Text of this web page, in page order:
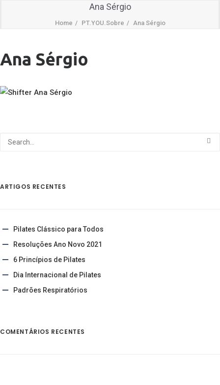
Ana Sérgio
Home PT.YOU.Sobre Ana Sérgio
Ana Sérgio
ARTIGOS RECENTES
Pilates Clássico para Todos
Resoluções Ano Novo 2021
6 Princípios de Pilates
Dia Internacional de Pilates
Padrões Respiratórios
COMENTÁRIOS RECENTES